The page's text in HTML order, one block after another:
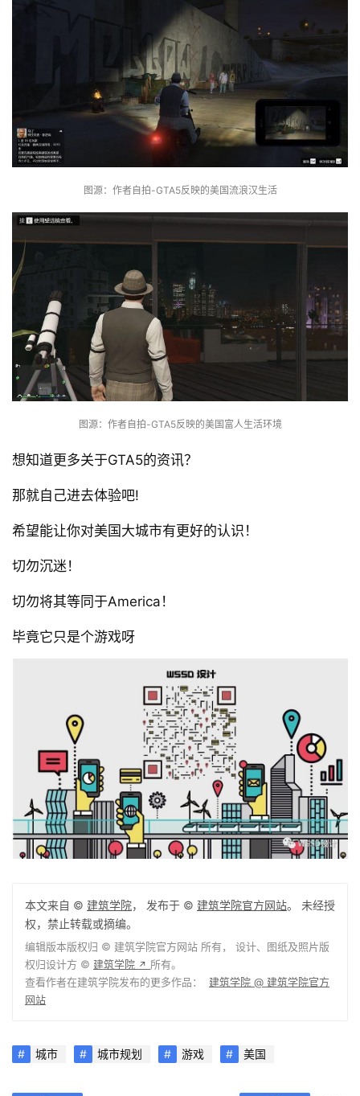
图源：作者自拍-GTA5反映的美国流浪汉生活
图源：作者自拍-GTA5反映的美国富人生活环境
想知道更多关于GTA5的资讯？
那就自己进去体验吧!
希望能让你对美国大城市有更好的认识！
切勿沉迷！
切勿将其等同于America！
毕竟它只是个游戏呀
本文来自 © 建筑学院， 发布于 © 建筑学院官方网站。 未经授
权，禁止转载或摘编。
编辑版本版权归 © 建筑学院官方网站 所有， 设计、图纸及照片版
权归设计方 © 建筑学院 ↗ 所有。
查看作者在建筑学院发布的更多作品： 建筑学院 @ 建筑学院官方
网站
城市 城市规划 游戏 美国